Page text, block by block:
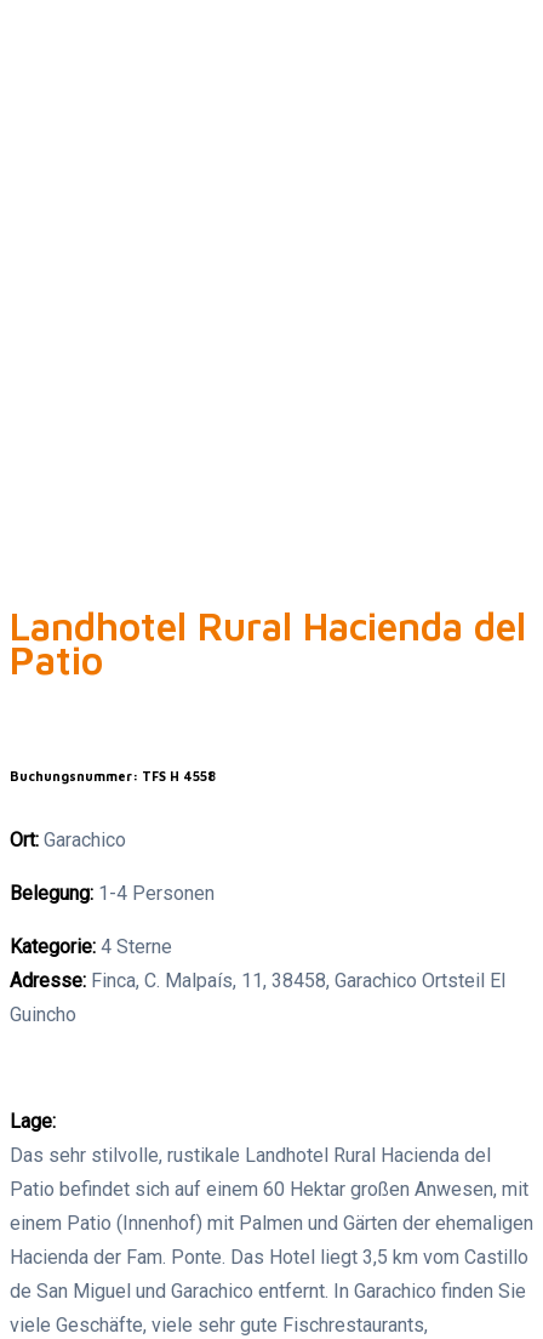
Landhotel Rural Hacienda del
Patio
Buchungsnummer: TFS H 4558
Ort: Garachico
Belegung: 1-4 Personen
Kategorie: 4 Sterne
Adresse: Finca, C. Malpaís, 11, 38458, Garachico Ortsteil El
Guincho
Lage:
Das sehr stilvolle, rustikale Landhotel Rural Hacienda del
Patio befindet sich auf einem 60 Hektar großen Anwesen, mit
einem Patio (Innenhof) mit Palmen und Gärten der ehemaligen
Hacienda der Fam. Ponte. Das Hotel liegt 3,5 km vom Castillo
de San Miguel und Garachico entfernt. In Garachico finden Sie
viele Geschäfte, viele sehr gute Fischrestaurants,